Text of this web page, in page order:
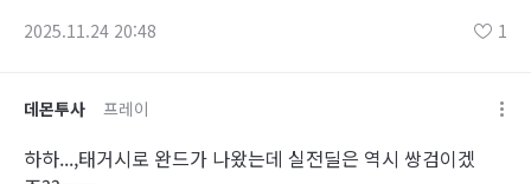
2025.11.24 20:48 1
데몬투사 프레이
하하...,태거시로 완드가 나왔는데 실전딜은 역시 쌍검이겠